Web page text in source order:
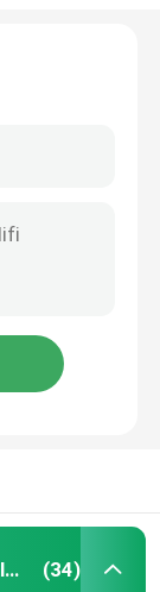
paslanmaz çelik boru bağlantı parçaları (34)